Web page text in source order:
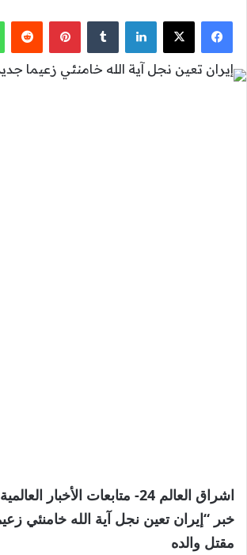
فيسبوك
‫X لينكدإن
اشراق العالم 24- متابعات الأخبار
خبر “إيران تعين نجل آية الله خامنئي
مقتل والده